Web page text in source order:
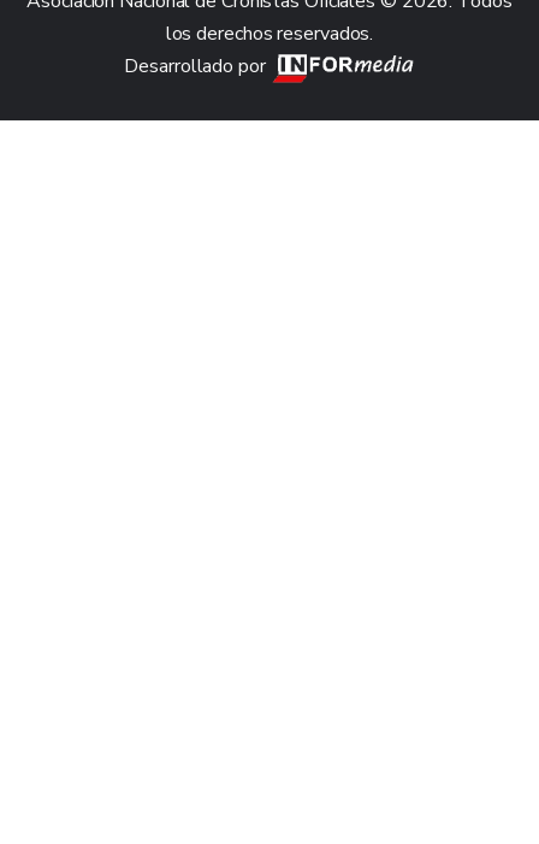
los derechos reservados.
Desarrollado por